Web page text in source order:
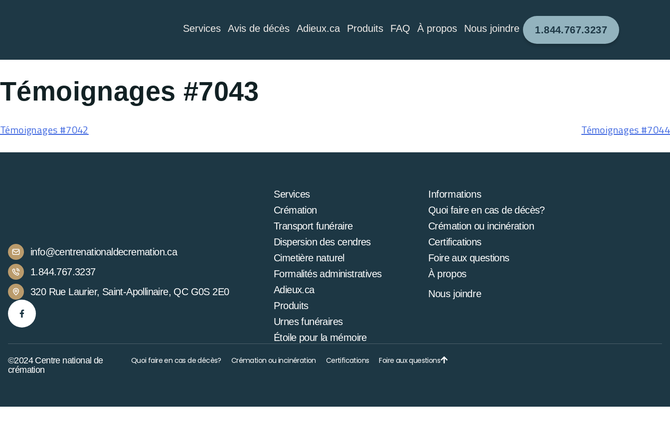
Services Avis de décès Adieux.ca Produits FAQ À propos Nous joindre 1.844.767.3237
Témoignages #7043
Témoignages #7042 Témoignages #7044
info@centrenationaldecremation.ca
1.844.767.3237
320 Rue Laurier, Saint-Apollinaire, QC G0S 2E0
Services
Crémation
Transport funéraire
Dispersion des cendres
Cimetière naturel
Formalités administratives
Adieux.ca
Produits
Urnes funéraires
Étoile pour la mémoire
Informations
Quoi faire en cas de décès?
Crémation ou incinération
Certifications
Foire aux questions
À propos
Nous joindre
©2024 Centre national de
crémation
Quoi faire en cas de décès? Crémation ou incinération Certifications Foire aux questions